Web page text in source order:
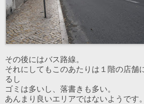
その後にはバス路線。
それにしてもこのあたりは１階の店舗
るし
ゴミは多いし、落書きも多い。
あんまり良いエリアではないようです。